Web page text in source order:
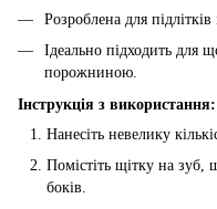
Розроблена для
Ідеально підходить для
порожниною.
Інструкція з використання:
Нанесіть невелику
Помістіть щітку на
боків.